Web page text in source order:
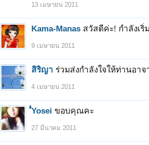
13 เมษายน 2011
Kama-Manas สวัสดีค่ะ! กำลังเ
9 เมษายน 2011
สิริญา ร่วมส่งกำลังใจให้ท่านอ
4 เมษายน 2011
ํํํััYosei ขอบคุณคะ
27 มีนาคม 2011